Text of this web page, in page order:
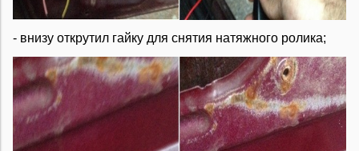
- внизу открутил гайку для снятия натяжного ролика;